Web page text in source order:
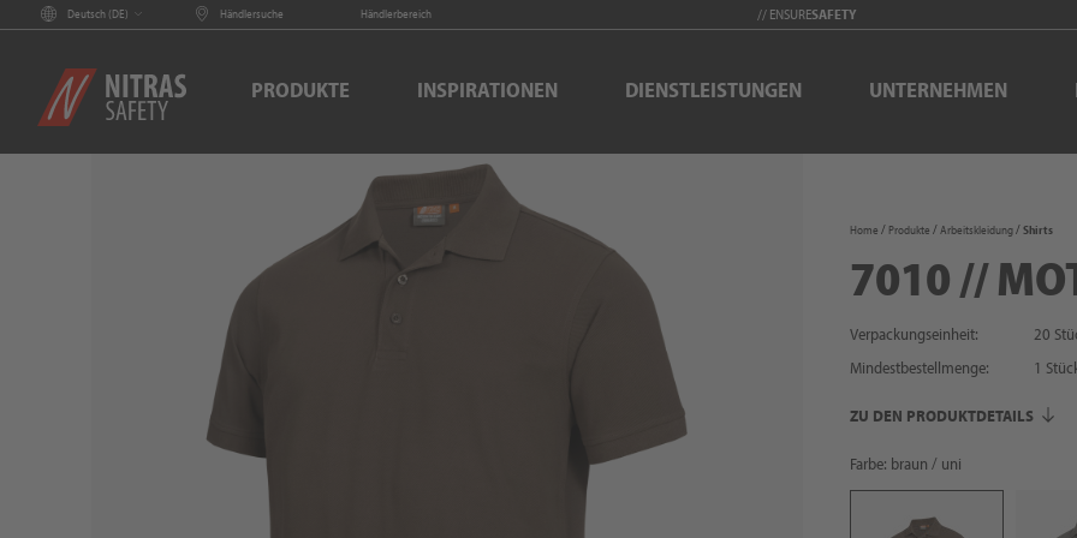
Deutsch (DE) Händlersuche Händlerbereich // ENSURESAFETY
PRODUKTE INSPIRATIONEN DIENSTLEISTUNGEN UNTERNEHMEN
Home Produkte Arbeitskleidung Shirts
7010 //
Verpackungseinheit:
20
Mindestbestellmenge:
1
ZU DEN PRODUKTDETAILS
Farbe: braun / uni